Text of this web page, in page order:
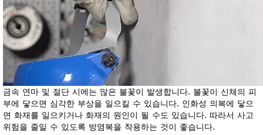
금속 연마 및 절단 시에는 많은 불꽃이 발생합니다. 불꽃이 신체의 피
부에 닿으면 심각한 부상을 일으킬 수 있습니다. 인화성 의복에 닿으
면 화재를 일으키거나 화재의 원인이 될 수도 있습니다. 따라서 사고
위험을 줄일 수 있도록 방염복을 착용하는 것이 좋습니다.